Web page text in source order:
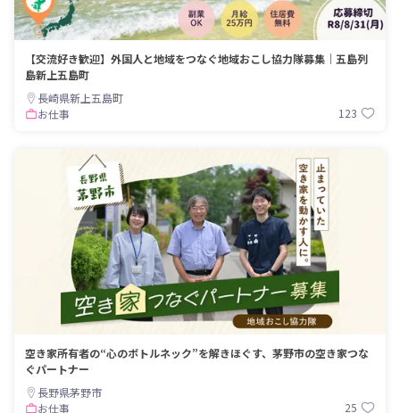
【交流好き歓迎】外国人と地域をつなぐ地域おこし協力隊募集｜五島列
島新上五島町
長崎県新上五島町
お仕事
123
空き家所有者の“心のボトルネック”を解きほぐす、茅野市の空き家つな
ぐパートナー
長野県茅野市
お仕事
25